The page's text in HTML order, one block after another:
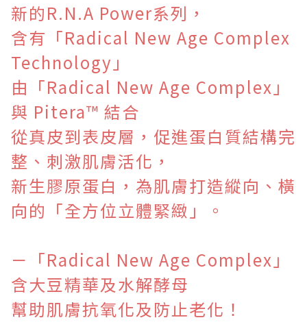
新的R.N.A Power系列，
含有「Radical New Age Complex
Technology」
由「Radical New Age Complex」
與 Pitera™ 結合
從真皮到表皮層，促進蛋白質結構完
整、刺激肌膚活化，
新生膠原蛋白，為肌膚打造縱向、橫
向的「全方位立體緊緻」。
－「Radical New Age Complex」
含大豆精華及水解酵母
幫助肌膚抗氧化及防止老化！